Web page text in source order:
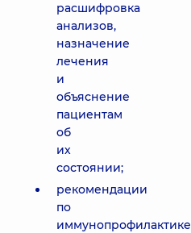
расшифровка
анализов,
назначение
лечения
и
объяснение
пациентам
об
их
состоянии;
рекомендации
по
иммунопрофилактике